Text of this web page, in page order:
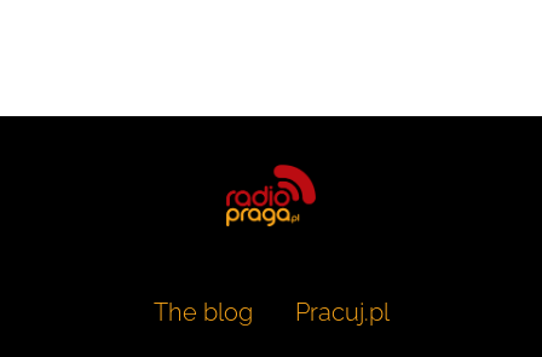
The blog
Pracuj.pl